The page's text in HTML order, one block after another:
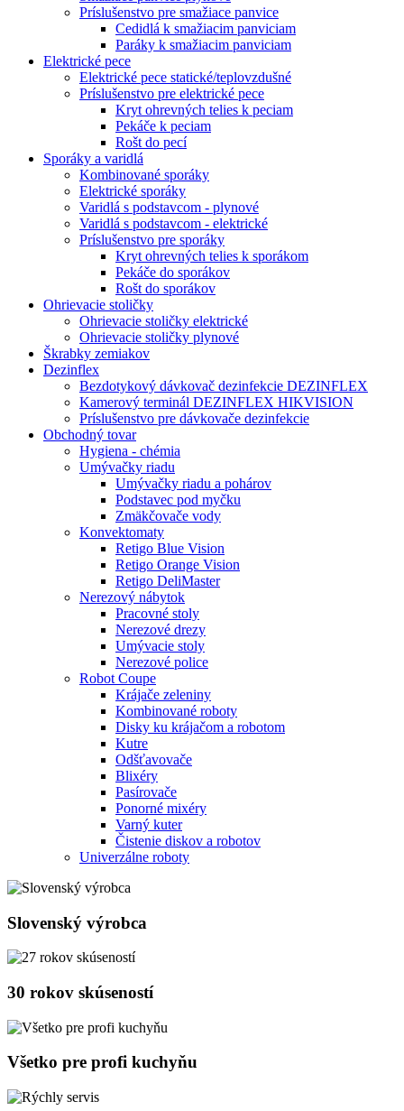
Príslušenstvo pre smažiace panvice
Cedidlá k smažiacim panviciam
Paráky k smažiacim panviciam
Elektrické pece
Elektrické pece statické/teplovzdušné
Príslušenstvo pre elektrické pece
Kryt ohrevných telies k peciam
Pekáče k peciam
Rošt do pecí
Sporáky a varidlá
Kombinované sporáky
Elektrické sporáky
Varidlá s podstavcom - plynové
Varidlá s podstavcom - elektrické
Príslušenstvo pre sporáky
Kryt ohrevných telies k sporákom
Pekáče do sporákov
Rošt do sporákov
Ohrievacie stoličky
Ohrievacie stoličky elektrické
Ohrievacie stoličky plynové
Škrabky zemiakov
Dezinflex
Bezdotykový dávkovač dezinfekcie DEZINFLEX
Kamerový terminál DEZINFLEX HIKVISION
Príslušenstvo pre dávkovače dezinfekcie
Obchodný tovar
Hygiena - chémia
Umývačky riadu
Umývačky riadu a pohárov
Podstavec pod myčku
Zmäkčovače vody
Konvektomaty
Retigo Blue Vision
Retigo Orange Vision
Retigo DeliMaster
Nerezový nábytok
Pracovné stoly
Nerezové drezy
Umývacie stoly
Nerezové police
Robot Coupe
Krájače zeleniny
Kombinované roboty
Disky ku krájačom a robotom
Kutre
Odšťavovače
Blixéry
Pasírovače
Ponorné mixéry
Varný kuter
Čistenie diskov a robotov
Univerzálne roboty
Slovenský výrobca
30 rokov skúseností
Všetko pre profi kuchyňu